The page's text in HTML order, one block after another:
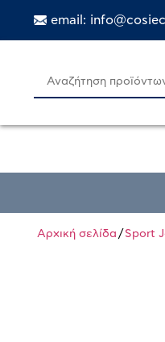
email:
Αρχική σελίδα / Sport